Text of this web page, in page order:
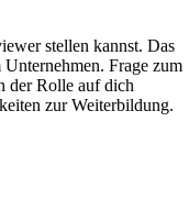
stellen kannst. Das
Frage zum
der Rolle auf dich
zur Weiterbildung.